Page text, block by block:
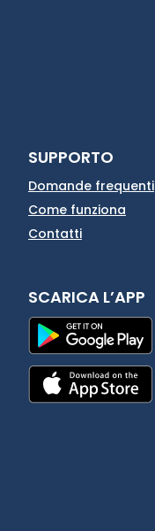
SUPPORTO
Domande frequenti
Come funziona
Contatti
SCARICA L’APP